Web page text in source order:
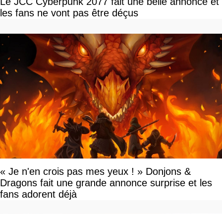
les fans ne vont pas être déçus
« Je n'en crois pas mes yeux ! » Donjons &
Dragons fait une grande annonce surprise et les
fans adorent déjà